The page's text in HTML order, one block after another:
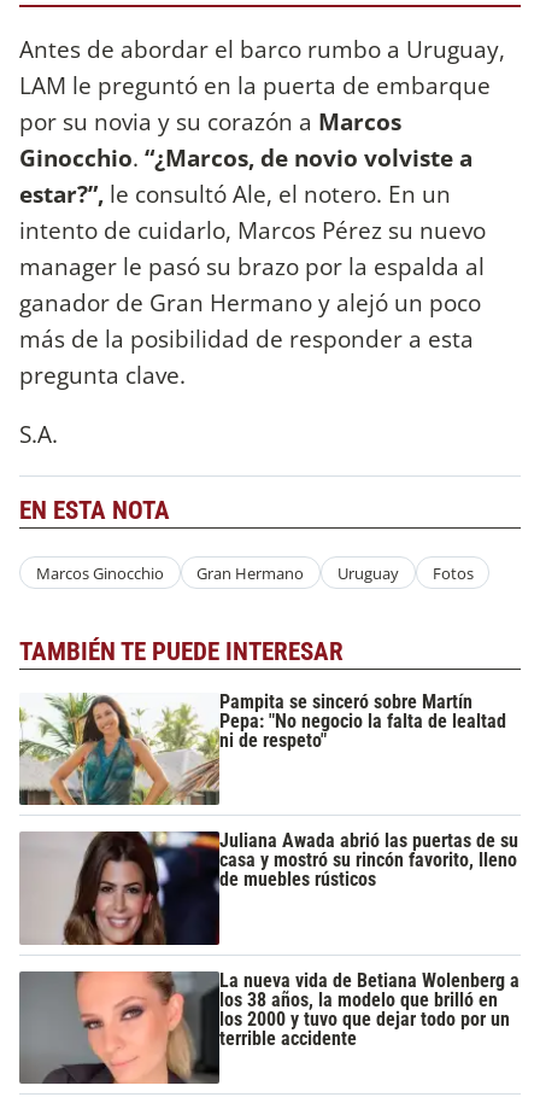
Antes de abordar el barco rumbo a Uruguay,
LAM le preguntó en la puerta de embarque
por su novia y su corazón a Marcos
Ginocchio. “¿Marcos, de novio volviste a
estar?”, le consultó Ale, el notero. En un
intento de cuidarlo, Marcos Pérez su nuevo
manager le pasó su brazo por la espalda al
ganador de Gran Hermano y alejó un poco
más de la posibilidad de responder a esta
pregunta clave.
S.A.
EN ESTA NOTA
Marcos Ginocchio Gran Hermano Uruguay Fotos
TAMBIÉN TE PUEDE INTERESAR
Pampita se sinceró sobre Martín
Pepa: "No negocio la falta de lealtad
ni de respeto"
Juliana Awada abrió las puertas de su
casa y mostró su rincón favorito, lleno
de muebles rústicos
La nueva vida de Betiana Wolenberg a
los 38 años, la modelo que brilló en
los 2000 y tuvo que dejar todo por un
terrible accidente